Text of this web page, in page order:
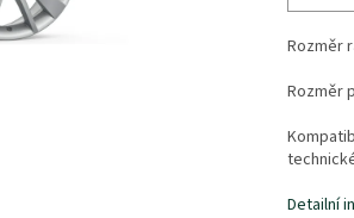
Rozměr
Rozměr
Detailní